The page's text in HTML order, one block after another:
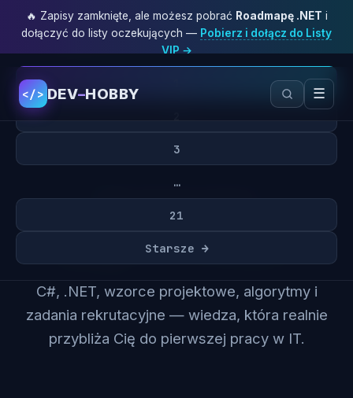
🔥 Zapisy zamknięte, ale możesz pobrać Roadmapę .NET i
dołączyć do listy oczekujących — Pobierz i dołącz do Listy
VIP →
</> DEV–HOBBY ☰
200+ darmowych artykułów
DEV-HOBBY
C#, .NET, wzorce projektowe, algorytmy i
zadania rekrutacyjne — wiedza, która realnie
przybliża Cię do pierwszej pracy w IT.
3
…
21
Starsze →